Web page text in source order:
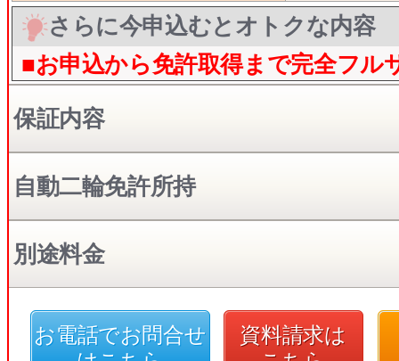
さらに今申込むとオトクな内容
■お申込から免許取得まで完全フル
保証内容
自動二輪免許所持
別途料金
お電話でお問合せ
資料請求は